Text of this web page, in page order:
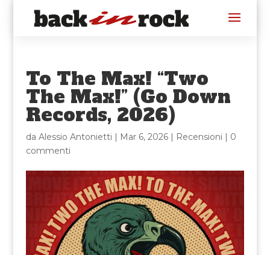
To The Max! “Two
The Max!” (Go Down
Records, 2026)
da Alessio Antonietti | Mar 6, 2026| Recensioni | 0
commenti